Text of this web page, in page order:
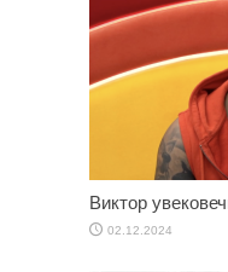
Виктор
02.12.2024